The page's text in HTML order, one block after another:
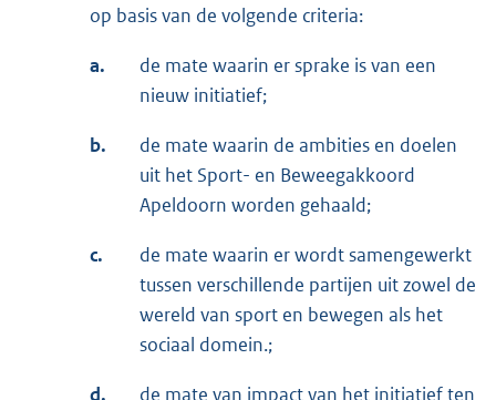
op basis van de volgende criteria:
a.
de mate waarin er sprake is van een
nieuw initiatief;
b.
de mate waarin de ambities en doelen
uit het Sport- en Beweegakkoord
Apeldoorn worden gehaald;
c.
de mate waarin er wordt samengewerkt
tussen verschillende partijen uit zowel de
wereld van sport en bewegen als het
sociaal domein.;
d.
de mate van impact van het initiatief ten